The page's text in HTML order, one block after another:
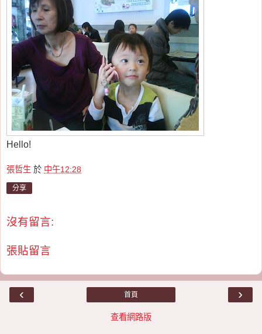
Hello!
張哲生 於 中午12:28
分享
沒有留言:
張貼留言
‹ ›
首頁
查看網路版